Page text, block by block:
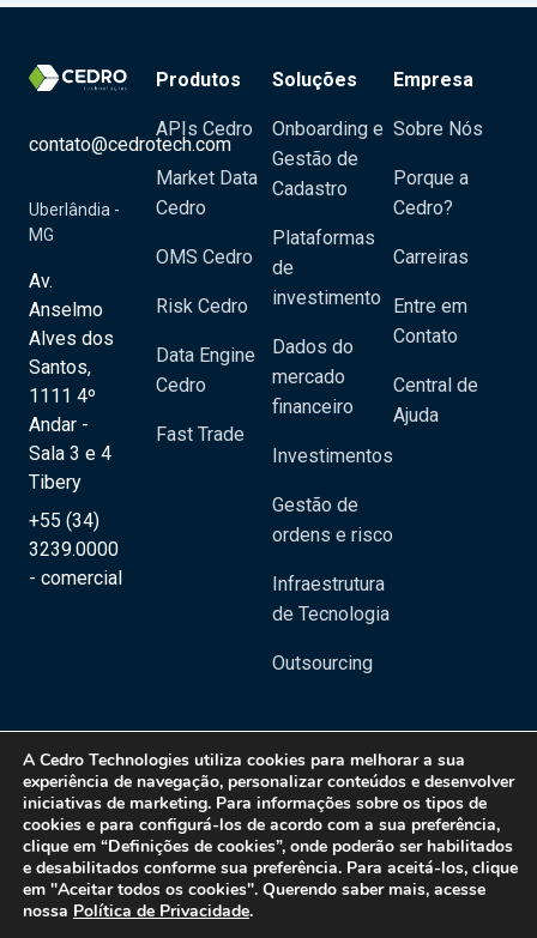
A Cedro Technologies utiliza cookies para melhorar a sua
experiência de navegação, personalizar conteúdos e desenvolver
iniciativas de marketing. Para informações sobre os tipos de
cookies e para configurá-los de acordo com a sua preferência,
clique em “Definições de cookies”, onde poderão ser habilitados
e desabilitados conforme sua preferência. Para aceitá-los, clique
em "Aceitar todos os cookies". Querendo saber mais, acesse
nossa Política de Privacidade.
contato@cedrotech.com
Uberlândia -
MG
Av.
Anselmo
Alves dos
Santos,
1111 4º
Andar -
Sala 3 e 4
Tibery
+55 (34)
3239.0000
- comercial
Produtos
APIs Cedro
Market Data
Cedro
OMS Cedro
Risk Cedro
Data Engine
Cedro
Fast Trade
Soluções
Onboarding e
Gestão de
Cadastro
Plataformas
de
investimento
Dados do
mercado
financeiro
Investimentos
Gestão de
ordens e risco
Infraestrutura
de Tecnologia
Outsourcing
Empresa
Sobre Nós
Porque a
Cedro?
Carreiras
Entre em
Contato
Central de
Ajuda
Copyright 2020 © Cedro Technologies - Todos os direitos reservados | CNPJ:
20.129.023/0001-08
Política de Privacidade